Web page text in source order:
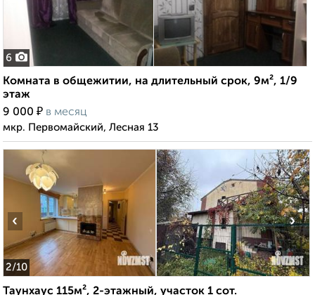
6
Комната в общежитии, на длительный срок, 9м², 1/9
этаж
9 000 ₽ в месяц
мкр. Первомайский, Лесная 13
2/10
‹ ›
Таунхаус 115м², 2-этажный, участок 1 сот.